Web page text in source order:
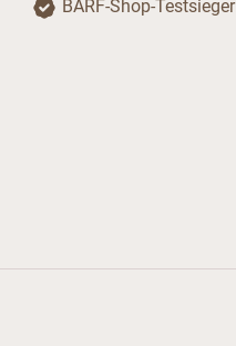
BARF-Shop-Testsieger